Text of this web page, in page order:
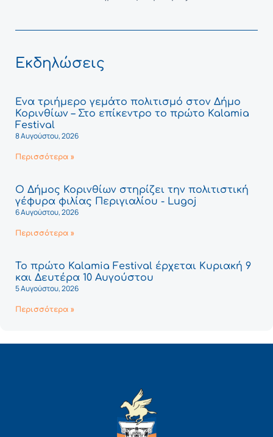
Εκδηλώσεις
Ένα τριήμερο γεμάτο πολιτισμό στον Δήμο
Κορινθίων – Στο επίκεντρο το πρώτο Kalamia
Festival
8 Αυγούστου, 2026
Περισσότερα »
Ο Δήμος Κορινθίων στηρίζει την πολιτιστική
γέφυρα φιλίας Περιγιαλίου - Lugoj
6 Αυγούστου, 2026
Περισσότερα »
Το πρώτο Kalamia Festival έρχεται Κυριακή 9
και Δευτέρα 10 Αυγούστου
5 Αυγούστου, 2026
Περισσότερα »